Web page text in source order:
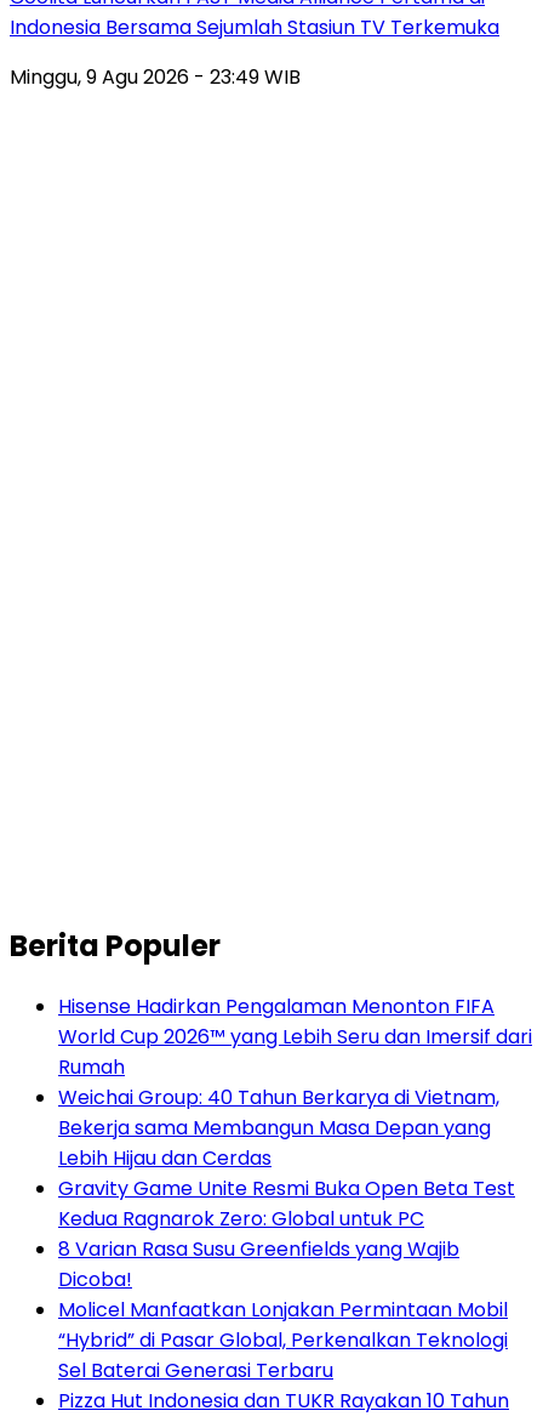
Indonesia Bersama Sejumlah Stasiun TV Terkemuka
Minggu, 9 Agu 2026 - 23:49 WIB
Berita Populer
Hisense Hadirkan Pengalaman Menonton FIFA
World Cup 2026™ yang Lebih Seru dan Imersif dari
Rumah
Weichai Group: 40 Tahun Berkarya di Vietnam,
Bekerja sama Membangun Masa Depan yang
Lebih Hijau dan Cerdas
Gravity Game Unite Resmi Buka Open Beta Test
Kedua Ragnarok Zero: Global untuk PC
8 Varian Rasa Susu Greenfields yang Wajib
Dicoba!
Molicel Manfaatkan Lonjakan Permintaan Mobil
“Hybrid” di Pasar Global, Perkenalkan Teknologi
Sel Baterai Generasi Terbaru
Pizza Hut Indonesia dan TUKR Rayakan 10 Tahun